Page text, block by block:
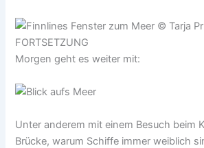
FORTSETZUNG
Morgen geht es weiter mit:
Unter anderem mit einem Besuch beim
Brücke, warum Schiffe immer weiblich